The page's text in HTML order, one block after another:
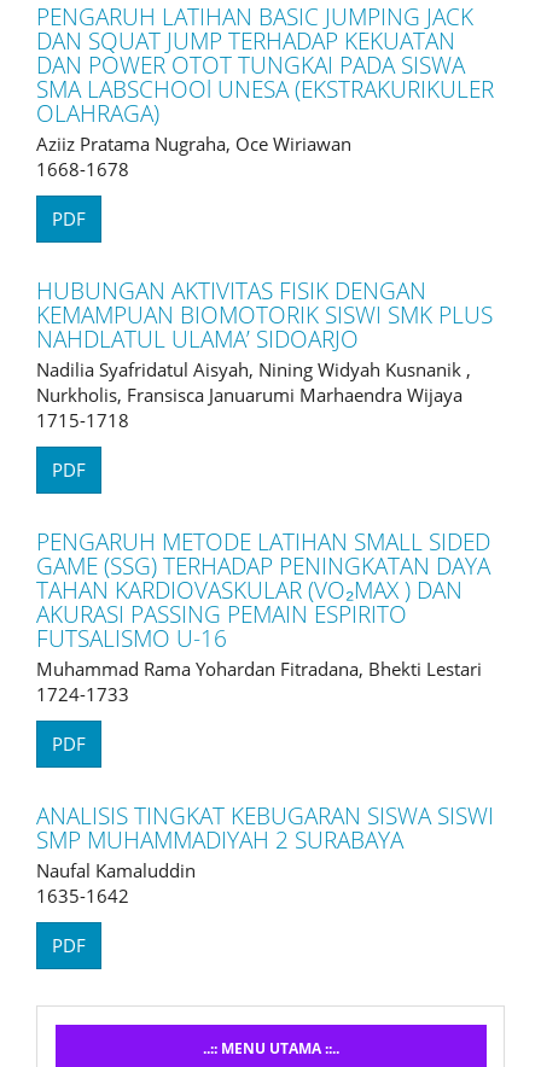
PENGARUH LATIHAN BASIC JUMPING JACK
DAN SQUAT JUMP TERHADAP KEKUATAN
DAN POWER OTOT TUNGKAI PADA SISWA
SMA LABSCHOOl UNESA (EKSTRAKURIKULER
OLAHRAGA)
Aziiz Pratama Nugraha, Oce Wiriawan
1668-1678
PDF
HUBUNGAN AKTIVITAS FISIK DENGAN
KEMAMPUAN BIOMOTORIK SISWI SMK PLUS
NAHDLATUL ULAMA’ SIDOARJO
Nadilia Syafridatul Aisyah, Nining Widyah Kusnanik ,
Nurkholis, Fransisca Januarumi Marhaendra Wijaya
1715-1718
PDF
PENGARUH METODE LATIHAN SMALL SIDED
GAME (SSG) TERHADAP PENINGKATAN DAYA
TAHAN KARDIOVASKULAR (VO₂MAX ) DAN
AKURASI PASSING PEMAIN ESPIRITO
FUTSALISMO U-16
Muhammad Rama Yohardan Fitradana, Bhekti Lestari
1724-1733
PDF
ANALISIS TINGKAT KEBUGARAN SISWA SISWI
SMP MUHAMMADIYAH 2 SURABAYA
Naufal Kamaluddin
1635-1642
PDF
Menusidebar
..:: MENU UTAMA ::..